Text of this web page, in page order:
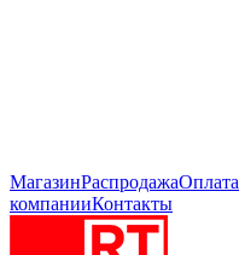
МагазинРаспродажаОплата
компанииКонтакты